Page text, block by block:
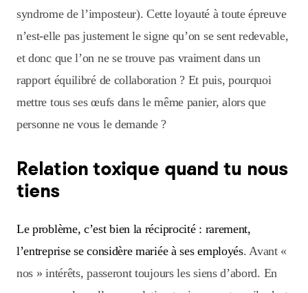
syndrome de l’imposteur). Cette loyauté à toute épreuve
n’est-elle pas justement le signe qu’on se sent redevable,
et donc que l’on ne se trouve pas vraiment dans un
rapport équilibré de collaboration ? Et puis, pourquoi
mettre tous ses œufs dans le même panier, alors que
personne ne vous le demande ?
Relation toxique quand tu nous
tiens
Le problème, c’est bien la réciprocité : rarement,
l’entreprise se considère mariée à ses employés. Avant «
nos » intérêts, passeront toujours les siens d’abord. En